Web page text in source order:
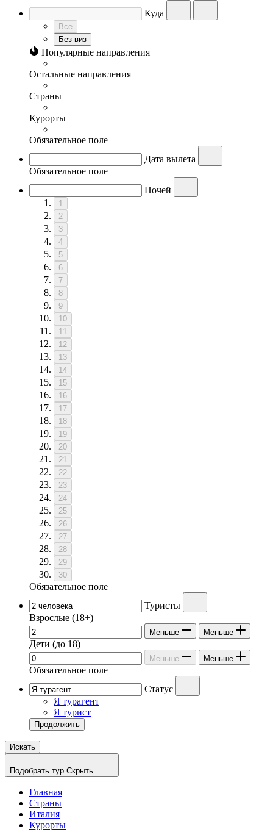
Куда
Все
Без виз
Популярные направления
Остальные направления
Страны
Курорты
Обязательное поле
Дата вылета
Обязательное поле
Ночей
1
2
3
4
5
6
7
8
9
10
11
12
13
14
15
16
17
18
19
20
21
22
23
24
25
26
27
28
29
30
Обязательное поле
Туристы
Взрослые (18+)
Меньше Меньше
Дети (до 18)
Меньше Меньше
Обязательное поле
Статус
Я турагент
Я турист
Продолжить
Искать
Подобрать тур Скрыть
Главная
Страны
Италия
Курорты